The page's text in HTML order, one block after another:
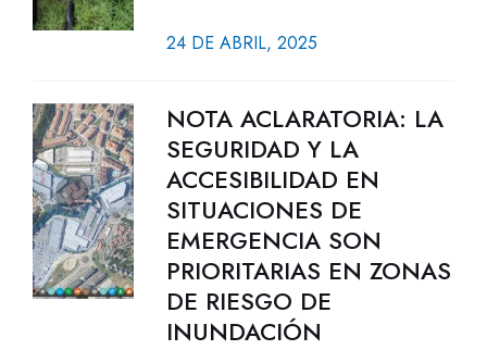
24 DE ABRIL, 2025
NOTA ACLARATORIA: LA
SEGURIDAD Y LA
ACCESIBILIDAD EN
SITUACIONES DE
EMERGENCIA SON
PRIORITARIAS EN ZONAS
DE RIESGO DE
INUNDACIÓN